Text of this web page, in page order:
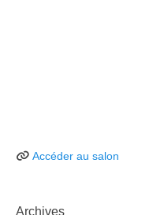
Accéder au salon
Archives